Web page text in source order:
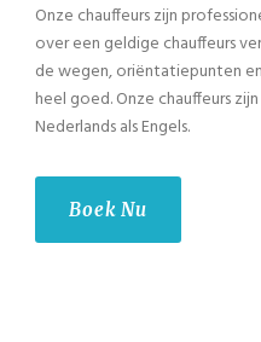
Onze chauffeurs zijn
over een geldige chauffeurs
de wegen, oriëntatiepunten
heel goed. Onze chauffeurs
Nederlands als Engels.
Boek Nu